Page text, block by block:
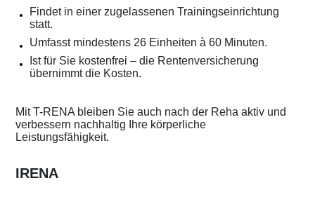
Findet in einer zugelassenen Trainingseinrichtung
statt.
Umfasst mindestens 26 Einheiten à 60 Minuten.
Ist für Sie kostenfrei – die Rentenversicherung
übernimmt die Kosten.
Mit T-RENA bleiben Sie auch nach der Reha aktiv und
verbessern nachhaltig Ihre körperliche
Leistungsfähigkeit.
IRENA